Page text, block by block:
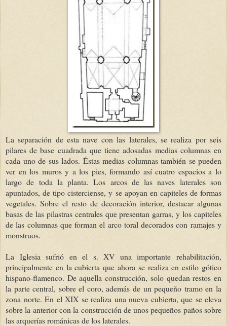
La separación de esta nave con las laterales, se realiza por seis
pilares de base cuadrada que tiene adosadas medias columnas en
cada uno de sus lados. Éstas medias columnas también se pueden
ver en los muros y a los pies, formando así cuatro espacios a lo
largo de toda la planta. Los arcos de las naves laterales son
apuntados, de tipo cisterciense, y se apoyan en capiteles de formas
vegetales. Sobre el resto de decoración interior, destacar algunas
basas de las pilastras centrales que presentan garras, y los capiteles
de las columnas que forman el arco toral decorados con ramajes y
monstruos.
La Iglesia sufrió en el s. XV una importante rehabilitación,
principalmente en la cubierta que ahora se realiza en estilo gótico
hispano-flamenco. De aquella construcción, solo quedan restos en
la parte central, sobre el coro, además de un pequeño tramo en la
zona norte. En el XIX se realiza una nueva cubierta, que se eleva
sobre la anterior con la construcción de unos pequeños paños sobre
las arquerías románicas de los laterales.